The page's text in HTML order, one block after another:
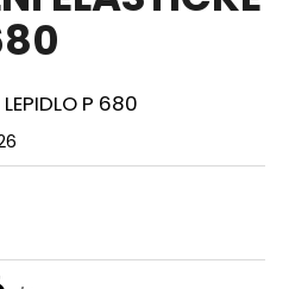
LEPIDLO P 680